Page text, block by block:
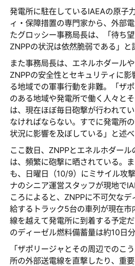
発電所に駐在しているIAEAの原子
ィ・保障措置の専門家から、外部
たグロッシー事務局長は、「待ち望
ZNPPの状況は依然脆弱である」と
また事務局長は、エネルホダールや
ZNPPの安全性とセキュリティに
る地域での軍事行動を非難。「ザ
のある地域や発電所で働く人々と
は、現在ほぼ毎日砲撃が行われて
なければならない。すでに発電所
状況に影響を及ぼしている」と述べ
ここ数日、ZNPPとエネルホダー
は、頻繁に砲撃に晒されている。
も、日曜日（10/9）にミサイル攻
ナのシニア運営スタッフが現地で
ころによると、ZNPPに不可欠な
給するトラック5台の車列が現在市
線を越えて発電所に到着する予定
のディーゼル燃料備蓄量は約10日分
「ザポリージャとその周辺でのこ
所の外部送電線を直撃したり、重